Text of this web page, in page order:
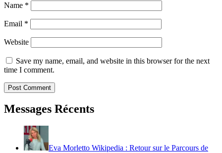
Name *
Email *
Website
Save my name, email, and website in this browser for the next
time I comment.
Messages Récents
Eva Morletto Wikipedia : Retour sur le Parcours de